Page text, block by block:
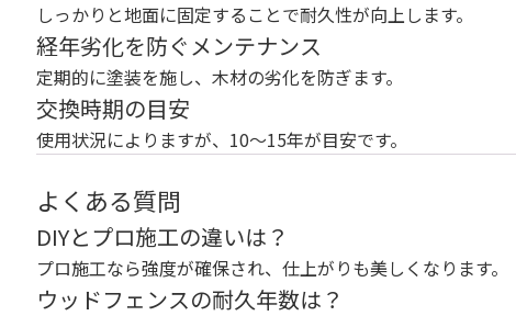
しっかりと地面に固定することで耐久性が向上します。
経年劣化を防ぐメンテナンス
定期的に塗装を施し、木材の劣化を防ぎます。
交換時期の目安
使用状況によりますが、10～15年が目安です。
よくある質問
DIYとプロ施工の違いは？
プロ施工なら強度が確保され、仕上がりも美しくなります。
ウッドフェンスの耐久年数は？